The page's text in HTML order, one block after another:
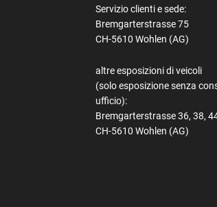
Servizio clienti e sede:
Bremgarterstrasse 75
CH-5610 Wohlen (AG)
altre esposizioni di veicoli
(solo esposizione senza
ufficio):
Bremgarterstrasse 36, 38,
CH-5610 Wohlen (AG)